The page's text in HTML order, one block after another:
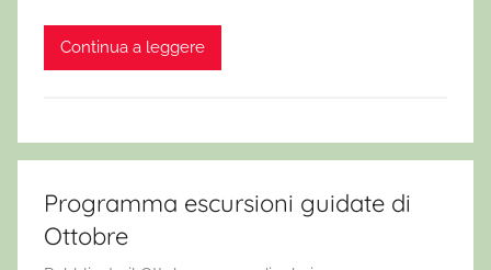
Continua a leggere
Programma escursioni guidate di
Ottobre